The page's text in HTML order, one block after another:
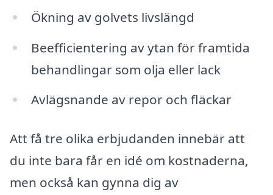
Ökning av golvets livslängd
Beefficientering av ytan för framtida
behandlingar som olja eller lack
Avlägsnande av repor och fläckar
Att få tre olika erbjudanden innebär att
du inte bara får en idé om kostnaderna,
men också kan gynna dig av